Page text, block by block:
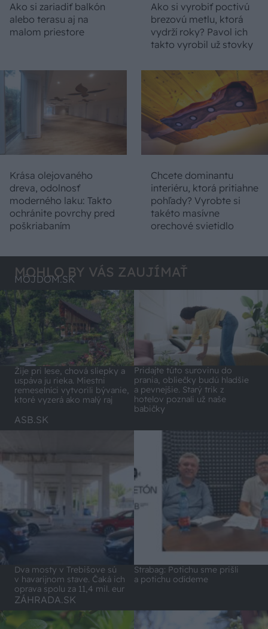
Ako si zariadiť balkón
alebo terasu aj na
malom priestore
Ako si vyrobiť poctivú
brezovú metlu, ktorá
vydrží roky? Pavol ich
takto vyrobil už stovky
Krása olejovaného
dreva, odolnosť
moderného laku: Takto
ochránite povrchy pred
poškriabaním
Chcete dominantu
interiéru, ktorá pritiahne
pohľady? Vyrobte si
takéto masívne
orechové svietidlo
MOHLO BY VÁS ZAUJÍMAŤ
MÔJDOM.SK
Žije pri lese, chová sliepky a
uspáva ju rieka. Miestni
remeselníci vytvorili bývanie,
ktoré vyzerá ako malý raj
Pridajte túto surovinu do
prania, obliečky budú hladšie
a pevnejšie. Starý trik z
hotelov poznali už naše
babičky
ASB.SK
Dva mosty v Trebišove sú
v havarijnom stave. Čaká ich
oprava spolu za 11,4 mil. eur
Strabag: Potichu sme prišli
a potichu odídeme
ZÁHRADA.SK